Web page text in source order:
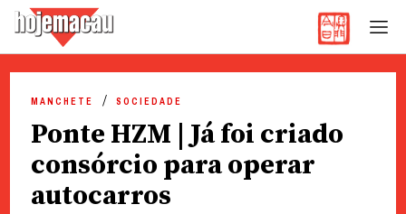
content
MANCHETE SOCIEDADE
Ponte HZM | Já foi criado
consórcio para operar
autocarros